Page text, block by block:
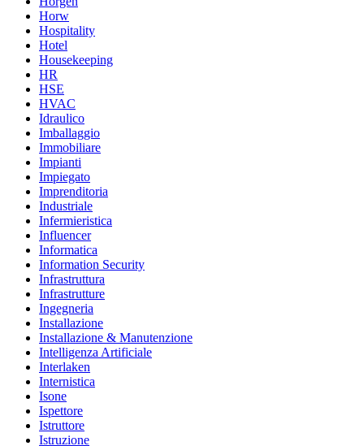
Horw
Hospitality
Hotel
Housekeeping
HR
HSE
HVAC
Idraulico
Imballaggio
Immobiliare
Impianti
Impiegato
Imprenditoria
Industriale
Infermieristica
Influencer
Informatica
Information Security
Infrastruttura
Infrastrutture
Ingegneria
Installazione
Installazione & Manutenzione
Intelligenza Artificiale
Interlaken
Internistica
Isone
Ispettore
Istruttore
Istruzione